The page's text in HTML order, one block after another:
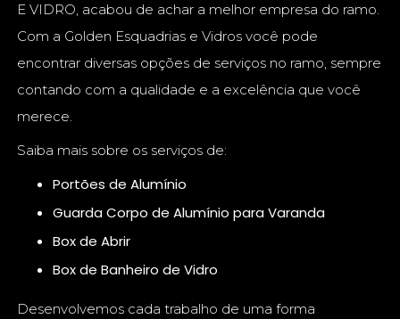
E VIDRO, acabou de achar a melhor empresa do ramo.
Com a Golden Esquadrias e Vidros você pode
encontrar diversas opções de serviços no ramo, sempre
contando com a qualidade e a excelência que você
merece.
Saiba mais sobre os serviços de:
Portões de Alumínio
Guarda Corpo de Alumínio para Varanda
Box de Abrir
Box de Banheiro de Vidro
Desenvolvemos cada trabalho de uma forma